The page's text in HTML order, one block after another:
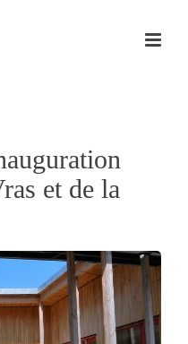
et de la